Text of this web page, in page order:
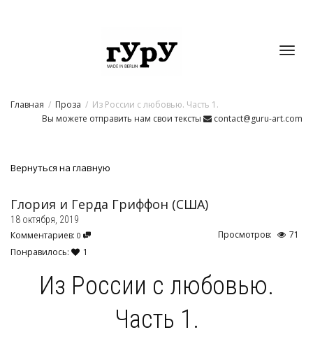
Главная Проза
Из России с любовью. Часть 1.
Вы можете отправить нам свои тексты
contact@guru-art.com
Вернуться на главную
Глория и Герда Гриффон (США)
18 октября, 2019
Комментариев: 0 Просмотров:
71
Понравилось:
1
Из России с любовью.
Часть 1.